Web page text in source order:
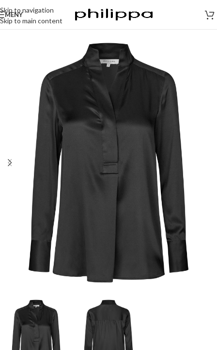
Skip to navigation
Skip to main content
MENY